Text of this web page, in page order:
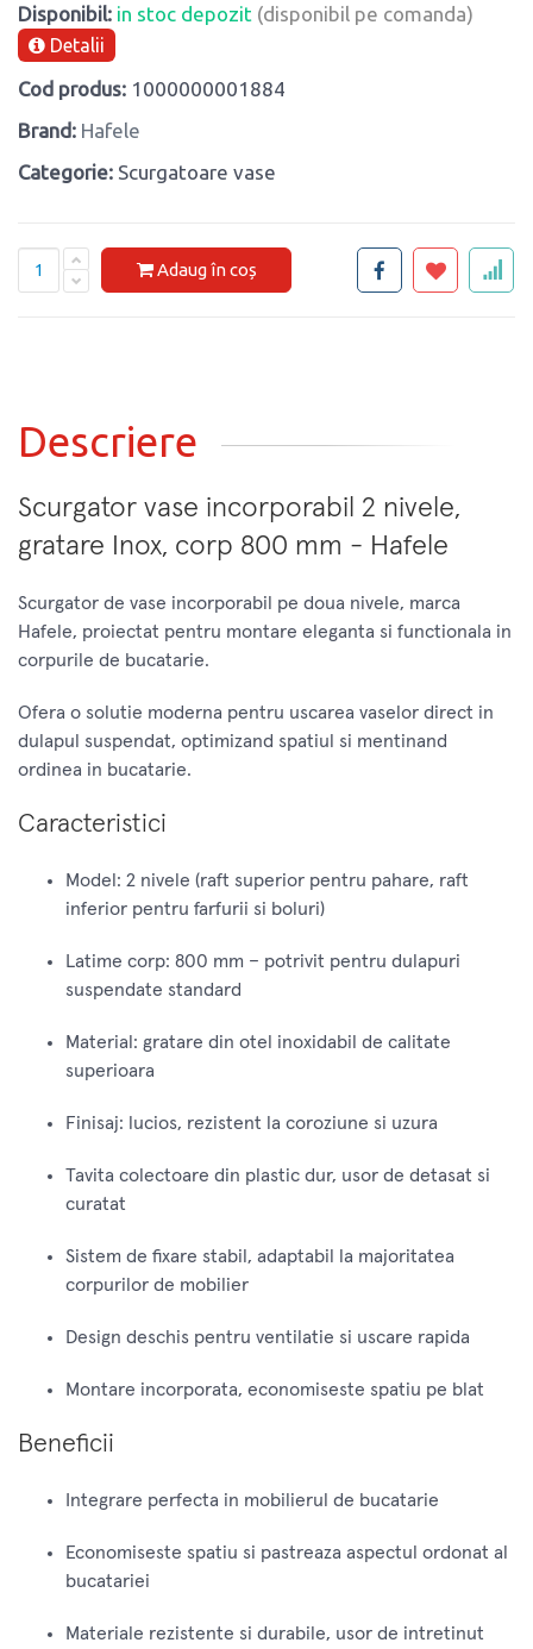
Disponibil: in stoc depozit (disponibil pe comanda)
Detalii
Cod produs: 1000000001884
Brand: Hafele
Categorie: Scurgatoare vase
Adaug în coș
Descriere
Scurgator vase incorporabil 2 nivele,
gratare Inox, corp 800 mm - Hafele
Scurgator de vase incorporabil pe doua nivele, marca
Hafele, proiectat pentru montare eleganta si functionala in
corpurile de bucatarie.
Ofera o solutie moderna pentru uscarea vaselor direct in
dulapul suspendat, optimizand spatiul si mentinand
ordinea in bucatarie.
Caracteristici
Model: 2 nivele (raft superior pentru pahare, raft
inferior pentru farfurii si boluri)
Latime corp: 800 mm – potrivit pentru dulapuri
suspendate standard
Material: gratare din otel inoxidabil de calitate
superioara
Finisaj: lucios, rezistent la coroziune si uzura
Tavita colectoare din plastic dur, usor de detasat si
curatat
Sistem de fixare stabil, adaptabil la majoritatea
corpurilor de mobilier
Design deschis pentru ventilatie si uscare rapida
Montare incorporata, economiseste spatiu pe blat
Beneficii
Integrare perfecta in mobilierul de bucatarie
Economiseste spatiu si pastreaza aspectul ordonat al
bucatariei
Materiale rezistente si durabile, usor de intretinut